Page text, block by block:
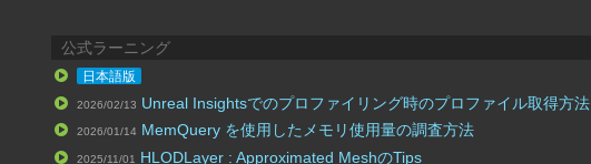
公式ラーニング
日本語版
2026/02/13 Unreal Insightsでのプロファイリング時のプロファイル取得方法
2026/01/14 MemQuery を使用したメモリ使用量の調査方法
2025/11/01 HLODLayer : Approximated MeshのTips